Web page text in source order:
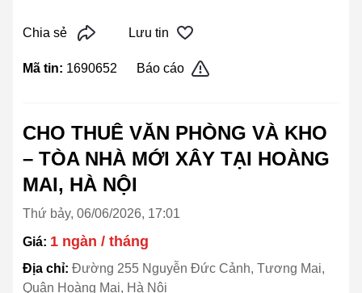
Chia sẻ Lưu tin
Mã tin: 1690652 Báo cáo
CHO THUÊ VĂN PHÒNG VÀ KHO
– TÒA NHÀ MỚI XÂY TẠI HOÀNG
MAI, HÀ NỘI
Thứ bảy, 06/06/2026, 17:01
Giá: 1 ngàn / tháng
Địa chỉ: Đường 255 Nguyễn Đức Cảnh, Tương Mai,
Quận Hoàng Mai, Hà Nội